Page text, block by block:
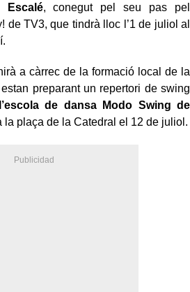
Escalé, conegut pel seu pas pel
de TV3, que tindrà lloc l’1 de juliol al
a càrrec de la formació local de la
preparant un repertori de swing
l’escola de dansa Modo Swing de
la plaça de la Catedral el 12 de juliol.